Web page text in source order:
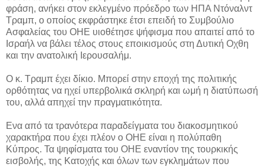
φράση, ανήκει στον εκλεγμένο πρόεδρο των ΗΠΑ Ντόναλντ
Τραμπ, ο οποίος εκφράστηκε έτσι επειδή το Συμβούλιο
Ασφαλείας του ΟΗΕ υιοθέτησε ψήφισμα που απαιτεί από το
Ισραήλ να βάλει τέλος στους εποικισμούς στη Δυτική Οχθη
και την ανατολική Ιερουσαλήμ.
Ο κ. Τραμπ έχει δίκιο. Μπορεί στην εποχή της πολιτικής
ορθότητας να ηχεί υπερβολικά σκληρή και ωμή η διατύπωσή
του, αλλά απηχεί την πραγματικότητα.
Ενα από τα τρανότερα παραδείγματα του διακοσμητικού
χαρακτήρα που έχει πλέον ο ΟΗΕ είναι η πολύπαθη
Κύπρος. Τα ψηφίσματα του ΟΗΕ εναντίον της τουρκικής
εισβολής, της Κατοχής και όλων των εγκλημάτων που